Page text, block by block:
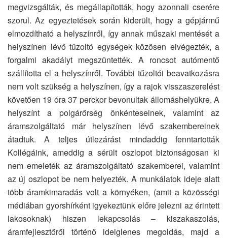
megvizsgálták, és megállapították, hogy azonnali cserére
szorul. Az egyeztetések során kiderült, hogy a gépjármű
elmozdítható a helyszínről, így annak műszaki mentését a
helyszínen lévő tűzoltó egységek közösen elvégezték, a
forgalmi akadályt megszüntették. A roncsot autómentő
szállította el a helyszínről. További tűzoltói beavatkozásra
nem volt szükség a helyszínen, így a rajok visszaszerelést
követően 19 óra 37 perckor bevonultak állomáshelyükre. A
helyszínt a polgárőrség önkénteseinek, valamint az
áramszolgáltató már helyszínen lévő szakembereinek
átadtuk. A teljes útlezárást mindaddig fenntartották
Kollégáink, ameddig a sérült oszlopot biztonságosan ki
nem emeleték az áramszolgáltató szakemberei, valamint
az új oszlopot be nem helyezték. A munkálatok ideje alatt
több áramkimaradás volt a környéken, (amit a közösségi
médiában gyorshírként igyekeztünk előre jelezni az érintett
lakosoknak) hiszen lekapcsolás – kiszakaszolás,
áramfejlesztőről történő ideiglenes megoldás, majd a